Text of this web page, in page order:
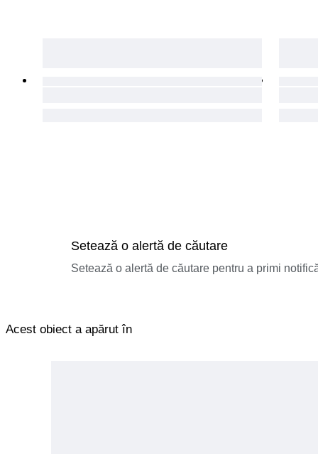
Setează o alertă de căutare
Setează o alertă de căutare pentru a primi
Acest obiect a apărut în